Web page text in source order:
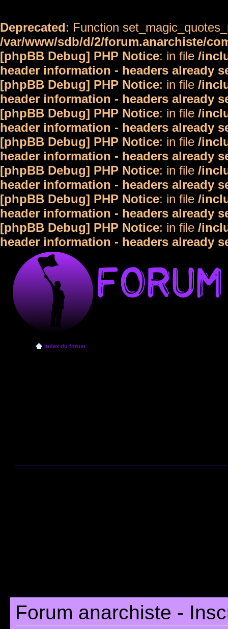
Deprecated: Function
/var/www/sdb/d/2/forum.anarchiste/
[phpBB Debug] PHP Notice: in file /
header information - headers already
[phpBB Debug] PHP Notice: in file /
header information - headers already
[phpBB Debug] PHP Notice: in file /
header information - headers already
[phpBB Debug] PHP Notice: in file /
header information - headers already
[phpBB Debug] PHP Notice: in file /
header information - headers already
[phpBB Debug] PHP Notice: in file /
header information - headers already
[phpBB Debug] PHP Notice: in file /
header information - headers already
Index du forum
Forum anarchiste -